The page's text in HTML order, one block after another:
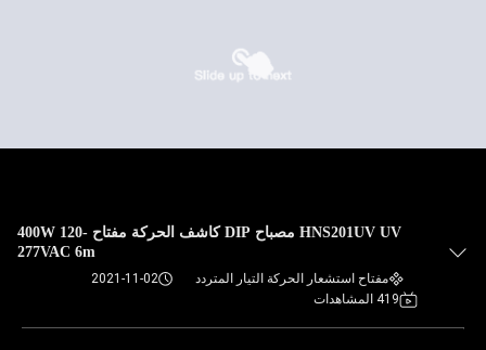
HNS201UV UV مصباح DIP كاشف الحركة مفتاح 400W 120-
277VAC 6m
مفتاح استشعار الحركة التيار المتردد
2021-11-02
419 المشاهدات